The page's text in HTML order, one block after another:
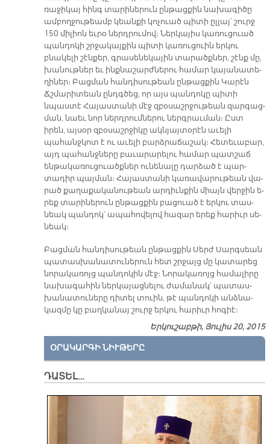
ռաջի­կայ հինգ տա­րի­նե­րուն ըն­թաց­քին նա­խա­գի­ծը
ամ­բող­ջու­թեամբ կեան­քի կո­չուած պի­տի ըլ­լայ՝ շուրջ
150 մի­լիոն եւ­րօ ներդ­րու­մով։ Ներ­կա­յիս կա­ռու­ցուած
պան­դո­կի շրջա­կայ­քին պի­տի կա­ռու­ցուին եր­կու
բնակե­լի շէն­քեր, գրա­սե­նե­կա­յին տա­րածք­ներ, շէնք մը,
խա­նութ­ներ եւ ինք­նա­շարժ­նե­րու հա­մար կա­յա­նա­տե­
ղի­ներ։ Բաց­ման հան­դի­սու­թեան ըն­թաց­քին Կա­րէն
Ճշմա­րի­տեան ընդգ­ծեց, որ այս պան­դո­կը պի­տի
նպաս­տէ Հա­յաս­տա­նի մէջ զբօ­սաշր­ջու­թեան զար­գաց­
ման, նաեւ նոր ներդ­րում­նե­րու ներգ­րաւ­ման։ Ըստ
իրեն, այ­սօր զբօ­սաշր­ջի­կը ակն­յայ­տօ­րէն ա­ւե­լի
պահանջ­կոտ է ու ա­ւե­լի բարձ­րա­ճա­շակ։ Հե­տե­ւա­բար,
այդ պա­հանջ­նե­րը բա­ւա­րա­րե­լու հա­մար պատ­շաճ
ենթա­կա­ռու­ցուածք­ներ ու­նե­նա­լը դար­ձած է պար­
տադիր պայ­ման։ Հա­յաս­տա­նի կա­ռա­վա­րու­թեան վա­
րած քա­ղա­քա­կա­նու­թեան ար­դիւն­քին միայն վեր­ջին ե­
րեք տա­րի­նե­րուն ըն­թաց­քին բա­ցուած է եր­կու տաս­
նեակ պան­դոկ՝ ա­պա­հո­վե­լով հա­զար ե­րեք հա­րիւր սե­
նեակ։
Բաց­ման հան­դի­սու­թեան ըն­թաց­քին Սերժ Սարգսեան
պա­տաս­խա­նա­տու­նե­րուն հետ շրջայց մը կա­տա­րեց
նո­րա­կա­ռոյց պան­դո­կին մէջ։ Նո­րա­կա­ռոյց հա­մա­լի­րը
նա­խա­գա­հին ներ­կա­յաց­նե­լու ժա­մա­նակ՝ պա­տաս­
խա­նա­տու­նե­րը դի­տել տուին, թէ պան­դո­կի անձ­նա­
կազ­մը կը բաղ­կա­նայ շուրջ եր­կու հա­րիւր հո­գիէ։
Երկուշաբթի, Յուլիս 20, 2015
ՕՐԱԿԱՐԳԻ ՆԻՒԹԵՐԸ
ԴԱՏԵԼ…